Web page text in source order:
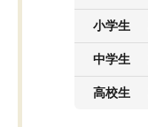
小学生
中学生
高校生